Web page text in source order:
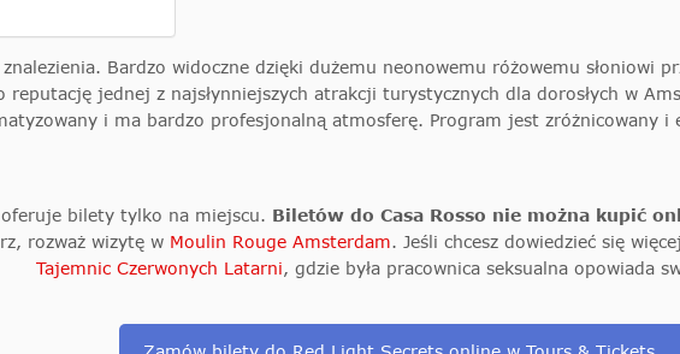
Bardzo widoczne dzięki dużemu neonowemu różowemu słoniowi
reputację jednej z najsłynniejszych atrakcji turystycznych dla dorosłych w
i ma bardzo profesjonalną atmosferę. Program jest zróżnicowany i
oferuje bilety tylko na miejscu. Biletów do Casa Rosso nie można kupić
rozważ wizytę w Moulin Rouge Amsterdam. Jeśli chcesz dowiedzieć się
Tajemnic Czerwonych Latarni, gdzie była pracownica seksualna opowiada